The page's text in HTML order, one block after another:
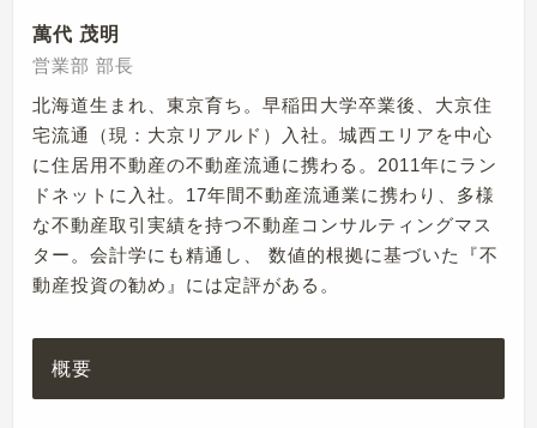
萬代 茂明
営業部 部長
北海道生まれ、東京育ち。早稲田大学卒業後、大京住
宅流通（現：大京リアルド）入社。城西エリアを中心
に住居用不動産の不動産流通に携わる。2011年にラン
ドネットに入社。17年間不動産流通業に携わり、多様
な不動産取引実績を持つ不動産コンサルティングマス
ター。会計学にも精通し、 数値的根拠に基づいた『不
動産投資の勧め』には定評がある。
概要